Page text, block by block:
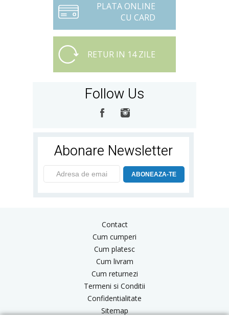
PLATA ONLINE
CU CARD
RETUR IN 14 ZILE
Follow Us
Abonare Newsletter
ABONEAZA-TE
Contact
Cum cumperi
Cum platesc
Cum livram
Cum returnezi
Termeni si Conditii
Confidentialitate
Sitemap